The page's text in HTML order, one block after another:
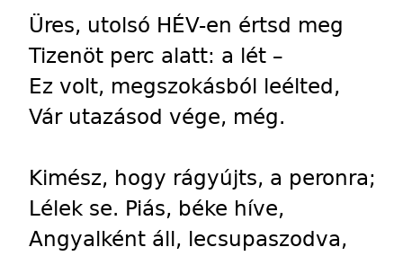
Üres, utolsó HÉV-en értsd meg
Tizenöt perc alatt: a lét –
Ez volt, megszokásból leélted,
Vár utazásod vége, még.
Kimész, hogy rágyújts, a peronra;
Lélek se. Piás, béke híve,
Angyalként áll, lecsupaszodva,